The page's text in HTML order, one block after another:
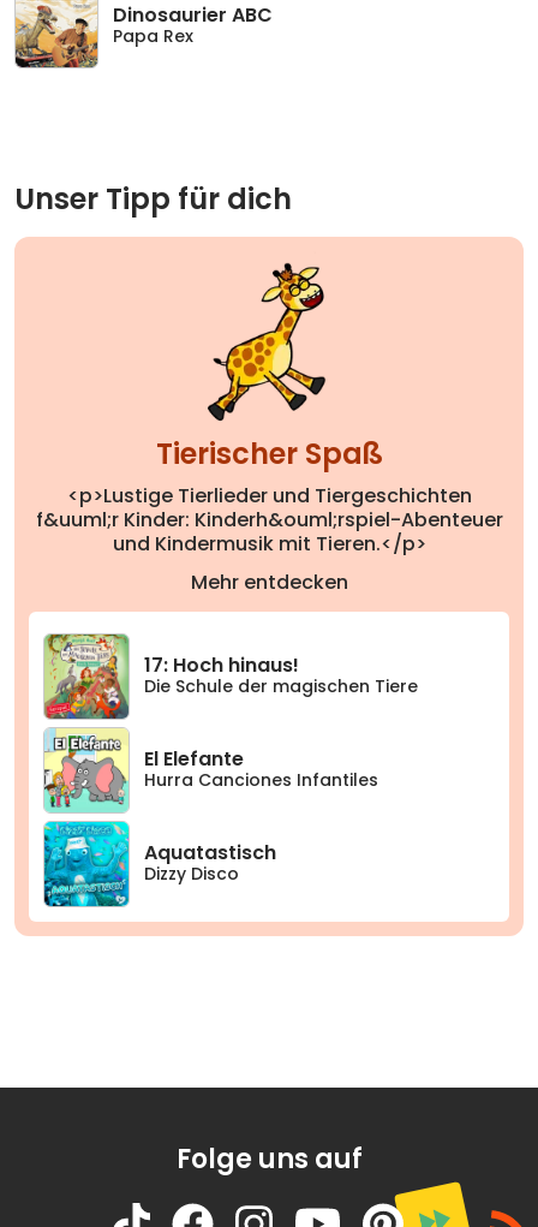
Dinosaurier ABC
Papa Rex
Unser Tipp für dich
Tierischer Spaß
<p>Lustige Tierlieder und Tiergeschichten
f&uuml;r Kinder: Kinderh&ouml;rspiel-Abenteuer
und Kindermusik mit Tieren.</p>
Mehr entdecken
17: Hoch hinaus!
Die Schule der magischen Tiere
El Elefante
Hurra Canciones Infantiles
Aquatastisch
Dizzy Disco
Folge uns auf